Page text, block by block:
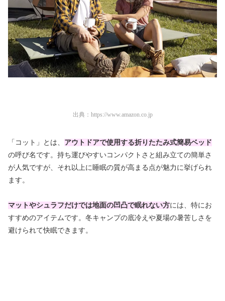
出典： https://www.amazon.co.jp
「コット」とは、 アウトドアで使用する折りたたみ式簡易ベッド
の呼び名です。持ち運びやすいコンパクトさと組み立ての簡単さ
が人気ですが、それ以上に睡眠の質が高まる点が魅力に挙げられ
ます。
マットやシュラフだけでは地面の凹凸で眠れない方には、特にお
すすめのアイテムです。冬キャンプの底冷えや夏場の暑苦しさを
避けられて快眠できます。